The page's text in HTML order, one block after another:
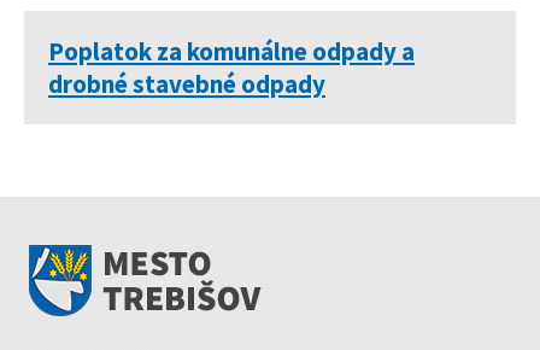
Poplatok za komunálne odpady a
drobné stavebné odpady